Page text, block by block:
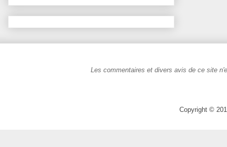
Les commentaires et divers avis de ce site
Copyright ©